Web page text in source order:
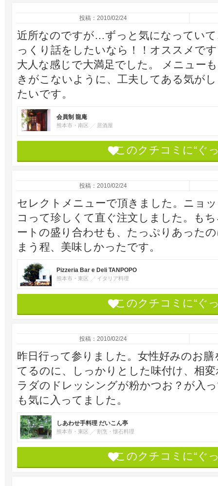
投稿：2010/02/24
近所なのですが…ずっと気になってい
っくり話をしたいなら！！オススメで
大人な感じで大満足でした。 メニュー
きがこないように、工夫してある気が
たいです。
会員制 龍庵
熊本市・南区 居酒屋
このクチコミに“ぐ
投稿：2010/02/24
セレクトメニューで頂きました。ニョ
コって珍しくて直ぐ注文しました。も
ートの盛り合わせも、たっぷりあった
まう程、美味しかったです。
Pizzeria Bar e Deli TANPOPO
熊本市・東区 イタリア料理
このクチコミに“ぐ
投稿：2010/02/24
昨日行って参りました。女性好みのお
てるのに、しっかりとした味付け、相
ラダのドレッシングが粉かつお？が入
も気に入ってました。
しあわせ手料理 だいこん亭
熊本市・東区 割烹・懐石料理
このクチコミに“ぐ